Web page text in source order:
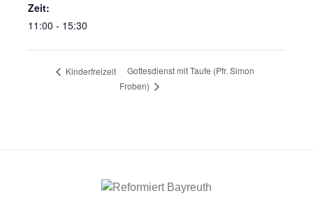
Zeit:
11:00 - 15:30
Kinderfreizeit
Gottesdienst mit Taufe (Pfr. Simon
Froben)